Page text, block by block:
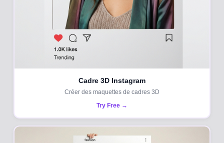
Cadre 3D Instagram
Créer des maquettes de cadres 3D
Try Free →